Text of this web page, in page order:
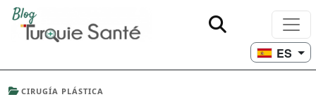
ES
CIRUGÍA PLÁSTICA